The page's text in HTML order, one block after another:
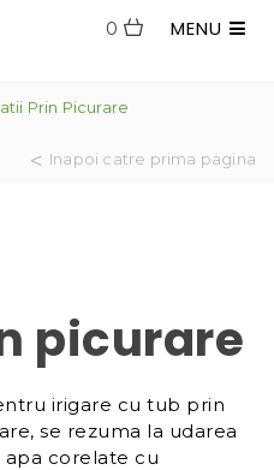
MENU
0
Prin Picurare
Inapoi catre prima pagina
picurare
irigare cu tub prin
se rezuma la udarea
corelate cu